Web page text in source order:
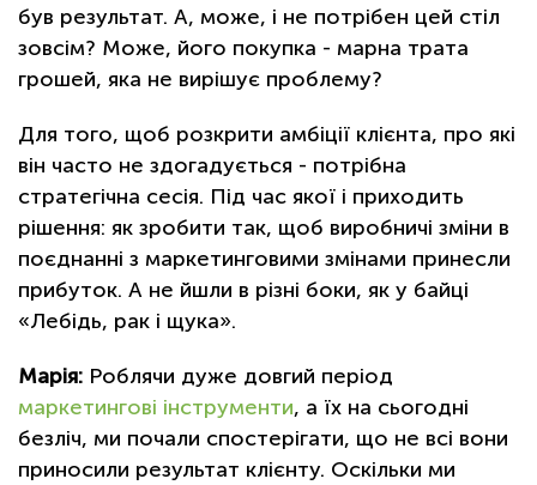
був результат. А, може, і не потрібен цей стіл
зовсім? Може, його покупка - марна трата
грошей, яка не вирішує проблему?
Для того, щоб розкрити амбіції клієнта, про які
він часто не здогадується - потрібна
стратегічна сесія. Під час якої і приходить
рішення: як зробити так, щоб виробничі зміни в
поєднанні з маркетинговими змінами принесли
прибуток. А не йшли в різні боки, як у байці
«Лебідь, рак і щука».
Марія: Роблячи дуже довгий період
маркетингові інструменти, а їх на сьогодні
безліч, ми почали спостерігати, що не всі вони
приносили результат клієнту. Оскільки ми